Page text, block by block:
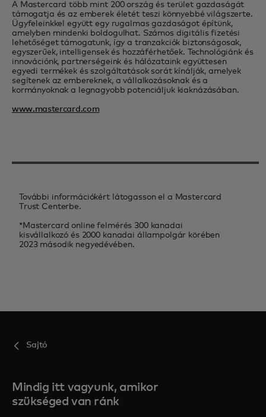
A Mastercard több mint 200 ország és terület gazdaságát
támogatja és az emberek életét teszi könnyebbé világszerte.
Ügyfeleinkkel együtt egy rugalmas gazdaságot építünk,
amelyben mindenki boldogulhat. Számos digitális fizetési
lehetőséget támogatunk, így a tranzakciók biztonságosak,
egyszerűek, intelligensek és hozzáférhetőek. Technológiánk és
innovációnk, partnerségeink és hálózataink együttesen
egyedi termékek és szolgáltatások sorát kínálják, amelyek
segítenek az embereknek, a vállalkozásoknak és a
kormányoknak a legnagyobb potenciáljuk kiaknázásában.
www.mastercard.com
További információkért látogasson el a Mastercard
Trust Centerbe.
*Mastercard online felmérés 300 kanadai
kisvállalkozó és 2000 kanadai állampolgár körében
2023 második negyedévében.
Sajtó
Mindig itt vagyunk, amikor
szükséged van ránk